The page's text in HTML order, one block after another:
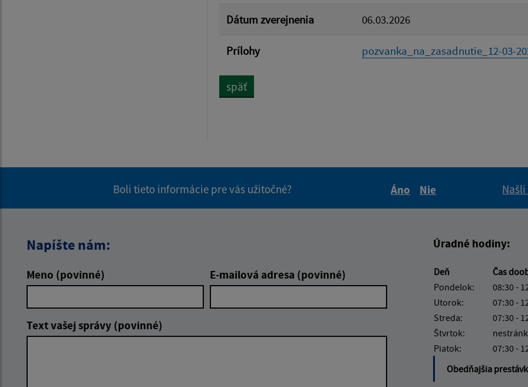
Dátum zverejnenia 06.03.2026
Prílohy pozvanka_na_zasadnutie_12-03-
späť
Boli tieto informácie pre vás užitočné?
Áno
Nie
Napíšte nám:
Meno (povinné) E-mailová adresa (povinné)
Text vašej správy (povinné)
Úradné hodiny:
Deň Čas
Pondelok:
08:30 -
Utorok:
07:30 -
Streda:
07:30 -
Štvrtok:
Piatok:
07:30 -
Obedňajšia